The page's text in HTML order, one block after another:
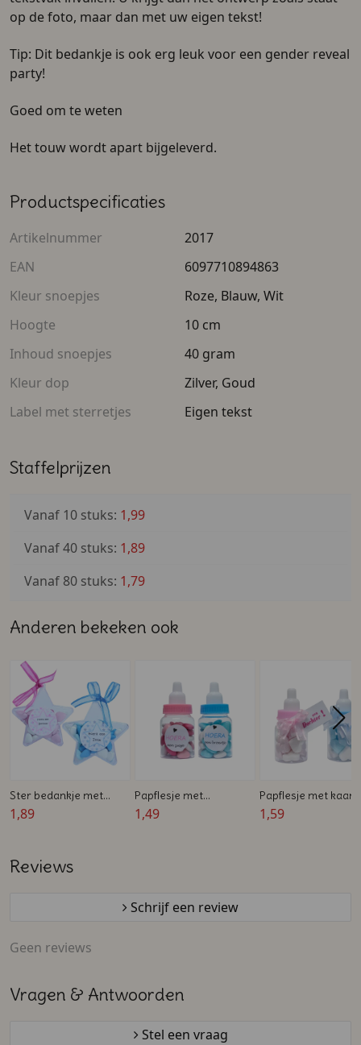
op de foto, maar dan met uw eigen tekst!
Tip: Dit bedankje is ook erg leuk voor een gender reveal
party!
Goed om te weten
Het touw wordt apart bijgeleverd.
Productspecificaties
Artikelnummer
2017
EAN
6097710894863
Kleur snoepjes
Roze, Blauw, Wit
Hoogte
10 cm
Inhoud snoepjes
40 gram
Kleur dop
Zilver, Goud
Label met sterretjes
Eigen tekst
Staffelprijzen
Vanaf 10 stuks: 1,99
Vanaf 40 stuks: 1,89
Vanaf 80 stuks: 1,79
Anderen bekeken ook
Ster bedankje met
leuke sticker en gevuld
1,89
Papflesje met
Chocolade Hartjes -
1,49
Papflesje met
en gevuld - wit - roze -
1,59
Reviews
Schrijf een review
Geen reviews
Vragen & Antwoorden
Stel een vraag